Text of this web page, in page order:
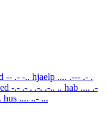
-- .- -.. hjaelp .... .--- .- .
-.- .- . .-. .-.. .. hab .... .-
hus .... ..- ...